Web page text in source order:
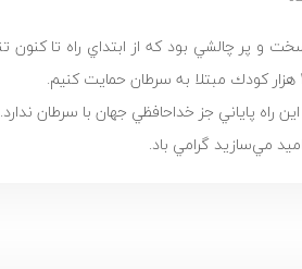
راه پاياني جز خداحافظي جهان با سرطان ندارد.
مي‌سازيد گرامي باد.